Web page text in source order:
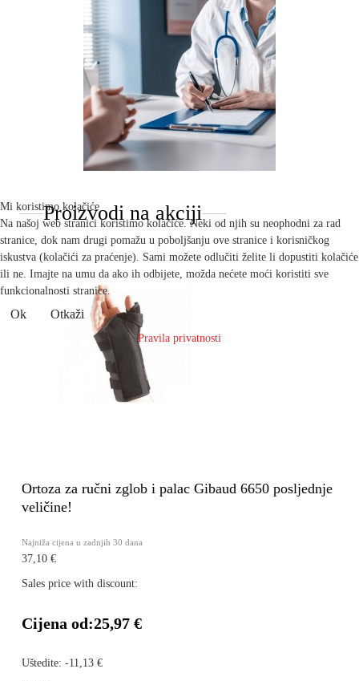
Proizvodi na akciji
Ortoza za ručni zglob i palac Gibaud 6650 posljednje
veličine!
Najniža cijena u zadnjih 30 dana
37,10 €
Sales price with discount:
Cijena od:25,97 €
Uštedite: -11,13 €
Mi koristimo kolačiće
Na našoj web stranici koristimo kolačiće. Neki od njih su neophodni za rad
stranice, dok nam drugi pomažu u poboljšanju ove stranice i korisničkog
iskustva (kolačići za praćenje). Sami možete odlučiti želite li dopustiti kolačiće
ili ne. Imajte na umu da ako ih odbijete, možda nećete moći koristiti sve
funkcionalnosti stranice.
Ok Otkaži
Pravila privatnosti